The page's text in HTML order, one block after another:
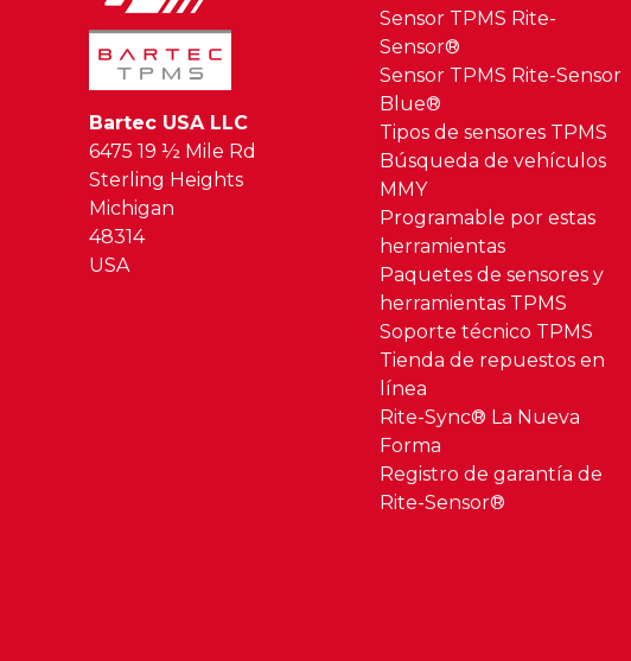
Bartec USA LLC
6475 19 ½ Mile Rd
Sterling Heights
Michigan
48314
USA
Sensor TPMS Rite-
Sensor®
Sensor TPMS Rite-Sensor
Blue®
Tipos de sensores TPMS
Búsqueda de vehículos
MMY
Programable por estas
herramientas
Paquetes de sensores y
herramientas TPMS
Soporte técnico TPMS
Tienda de repuestos en
línea
Rite-Sync® La Nueva
Forma
Registro de garantía de
Rite-Sensor®